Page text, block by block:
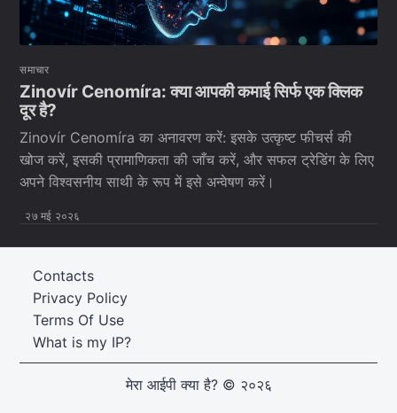
समाचार
Zinovír Cenomíra: क्या आपकी कमाई सिर्फ एक क्लिक
दूर है?
Zinovír Cenomíra का अनावरण करें: इसके उत्कृष्ट फीचर्स की
खोज करें, इसकी प्रामाणिकता की जाँच करें, और सफल ट्रेडिंग के लिए
अपने विश्वसनीय साथी के रूप में इसे अन्वेषण करें।
२७ मई २०२६
What is my IP?
Terms Of Use
Privacy Policy
Contacts
मेरा आईपी क्या है?© २०२६